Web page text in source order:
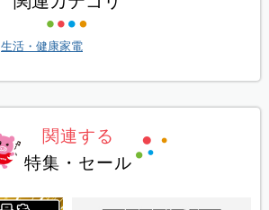
生活・健康家電
関連する
特集・セール